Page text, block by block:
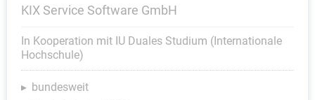
KIX Service Software GmbH
In Kooperation mit IU Duales Studium (Internationale
Hochschule)
bundesweit